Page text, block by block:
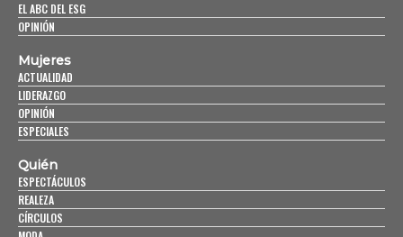
EL ABC DEL ESG
OPINIÓN
Mujeres
ACTUALIDAD
LIDERAZGO
OPINIÓN
ESPECIALES
Quién
ESPECTÁCULOS
REALEZA
CÍRCULOS